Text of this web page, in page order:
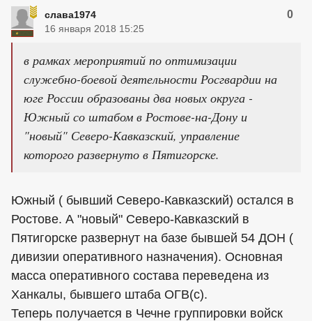
слава1974 0
16 января 2018 15:25
в рамках мероприятий по оптимизации
служебно-боевой деятельности Росгвардии на
юге России образованы два новых округа -
Южный со штабом в Ростове-на-Дону и
"новый" Северо-Кавказский, управление
которого развернуто в Пятигорске.
Южный ( бывший Северо-Кавказский) остался в
Ростове. А "новый" Северо-Кавказский в
Пятигорске развернут на базе бывшей 54 ДОН (
дивизии оперативного назначения). Основная
масса оперативного состава переведена из
Ханкалы, бывшего штаба ОГВ(с).
Теперь получается в Чечне группировки войск